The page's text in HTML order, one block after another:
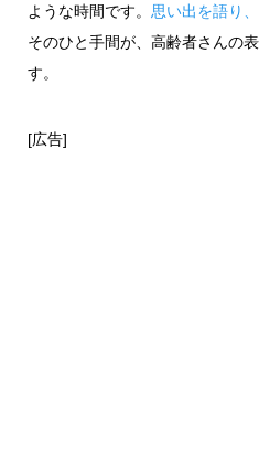
ような時間です。 思い出を語り
そのひと手間が、高齢者さんの
す。
[広告]